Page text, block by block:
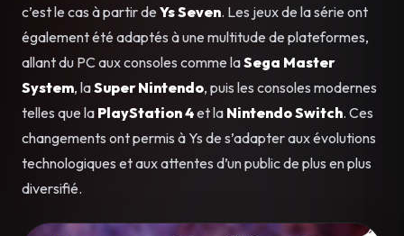
c’est le cas à partir de Ys Seven. Les jeux de la série ont
également été adaptés à une multitude de plateformes,
allant du PC aux consoles comme laSega Master
System, laSuper Nintendo, puis les consoles modernes
telles que la PlayStation 4et la Nintendo Switch. Ces
changements ont permis à Ys de s’adapter aux évolutions
technologiques et aux attentes d’un public de plus en plus
diversifié.